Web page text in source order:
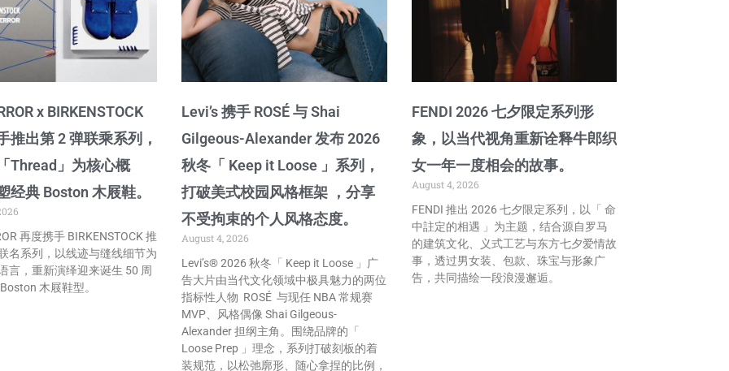
x BIRKENSTOCK
推出第 2 弹联乘系列，
Thread」为核心概
经典 Boston 木屐鞋。
再度携手 BIRKENSTOCK 推
名系列，以线迹与缝线细节为
言，重新演绎迎来诞生 50 周
木屐鞋型。
Levi’s 携手 ROSÉ 与 Shai
Gilgeous-Alexander 发布 2026
秋冬「 Keep it Loose 」系列，
打破美式校园风格框架 ，分享
不受拘束的个人风格态度。
August 4, 2026
Levi’s® 2026 秋冬「 Keep it Loose 」广
告大片由当代文化领域中极具魅力的两位
指标性人物 ROSÉ 与现任 NBA 常规赛
MVP、风格偶像 Shai Gilgeous-
Alexander 担纲主角。围绕品牌的「
Loose Prep 」理念，系列打破刻板的着
装规范，以松弛廓形、随心拿捏的比例，
FENDI 2026 七夕限定系列形
象，以当代视角重新诠释牛郎织
女一年一度相会的故事。
August 4, 2026
FENDI 推出 2026 七夕限定系列，以「 命
中註定的相遇 」为主题，结合源自罗马
的建筑文化、义式工艺与东方七夕爱情故
事，透过男女装、包款、珠宝与形象广
告，共同描绘一段浪漫邂逅。